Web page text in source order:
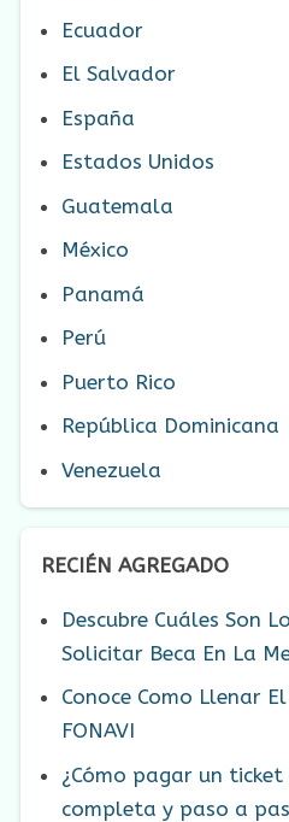
Ecuador
El Salvador
España
Estados Unidos
Guatemala
México
Panamá
Perú
Puerto Rico
República Dominicana
Venezuela
RECIÉN AGREGADO
Descubre Cuáles Son
Solicitar Beca En La
Conoce Como Llenar
FONAVI
¿Cómo pagar un ticket
completa y paso a